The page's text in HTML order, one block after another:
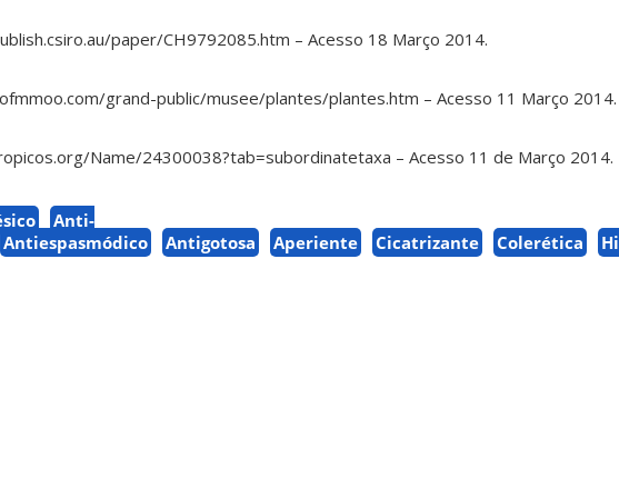
paper/CH9792085.htm – Acesso 18 Março 2014.
grand-public/musee/plantes/plantes.htm – Acesso 11 Março 2014.
Name/24300038?tab=subordinatetaxa – Acesso 11 de Março 2014.
Anti-
Antiespasmódico Antigotosa Aperiente Cicatrizante Colerética